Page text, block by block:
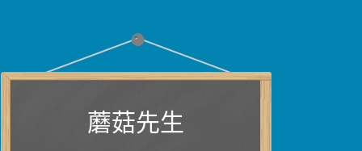
蘑菇先生